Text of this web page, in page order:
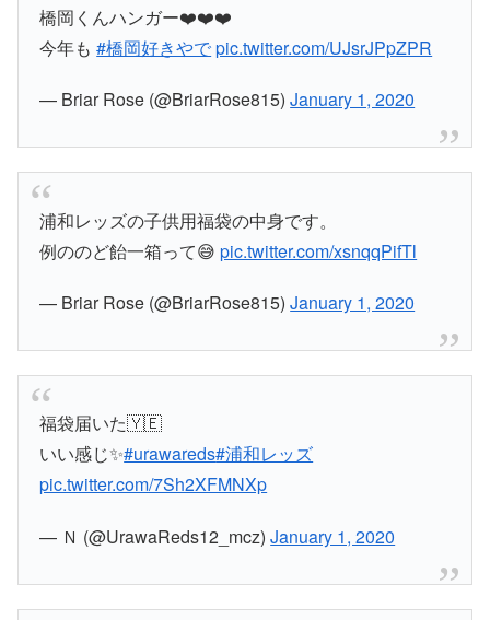
橋岡くんハンガー❤️❤️❤️
今年も#橋岡好きやでpic.twitter.com/UJsrJPpZPR
— Briar Rose (@BriarRose815)January 1, 2020
浦和レッズの子供用福袋の中身です。
例ののど飴一箱って😅pic.twitter.com/xsnqqPifTl
— Briar Rose (@BriarRose815)January 1, 2020
福袋届いた🇾🇪
いい感じ✨#urawareds#浦和レッズ
pic.twitter.com/7Sh2XFMNXp
— Ｎ (@UrawaReds12_mcz)January 1, 2020